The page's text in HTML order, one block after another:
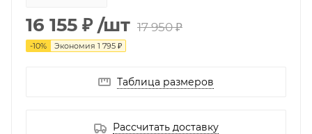
16 155 ₽ /шт 17 950 ₽
-10% Экономия 1 795 ₽
Таблица размеров
Рассчитать доставку